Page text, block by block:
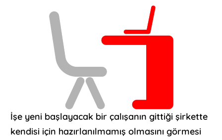
İşe yeni başlayacak bir çalışanın gittiği şirkette
kendisi için hazırlanılmamış olmasını görmesi